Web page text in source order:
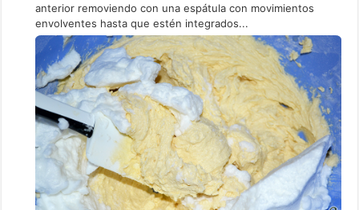
anterior removiendo con una espátula con movimientos
envolventes hasta que estén integrados...